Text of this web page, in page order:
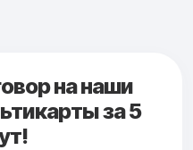
на наши
за 5